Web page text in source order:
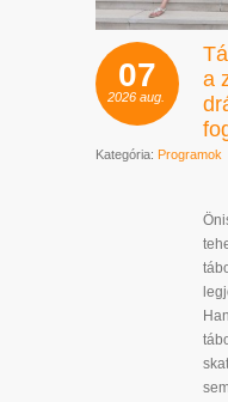
07
2026 aug.
a
Kategória: Programok